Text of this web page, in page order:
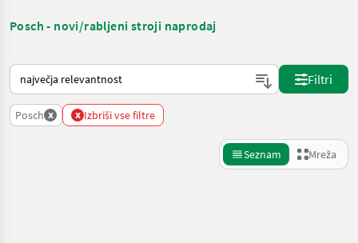
Posch - novi/rabljeni stroji naprodaj
Tako je razvrščeno na Landwirt.com
Filtri
Posch x x Izbriši vse filtre
Seznam Mreža